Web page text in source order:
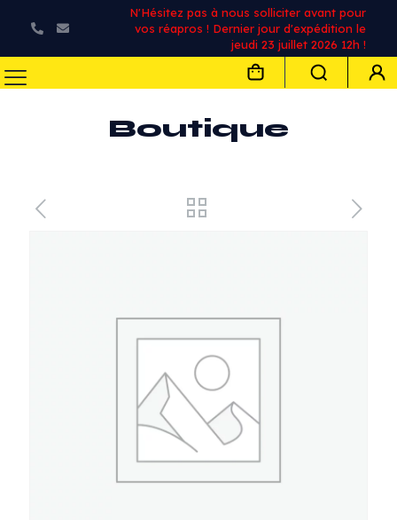
N'Hésitez pas à nous solliciter avant pour
vos réapros ! Dernier jour d'expédition le
jeudi 23 juillet 2026 12h !
Boutique